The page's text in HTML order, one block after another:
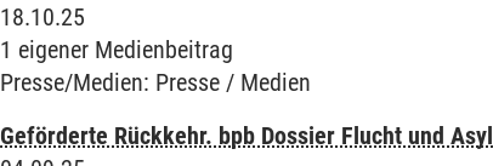
18.10.25
1 eigener Medienbeitrag
Presse/Medien: Presse / Medien
Geförderte Rückkehr. bpb Dossier Flucht und Asyl